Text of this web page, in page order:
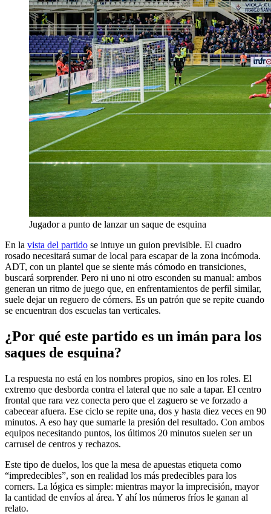
Jugador a punto de lanzar un saque de esquina
En la vista del partido se intuye un guion previsible. El cuadro
rosado necesitará sumar de local para escapar de la zona incómoda.
ADT, con un plantel que se siente más cómodo en transiciones,
buscará sorprender. Pero ni uno ni otro esconden su manual: ambos
generan un ritmo de juego que, en enfrentamientos de perfil similar,
suele dejar un reguero de córners. Es un patrón que se repite cuando
se encuentran dos escuelas tan verticales.
¿Por qué este partido es un imán para los
saques de esquina?
La respuesta no está en los nombres propios, sino en los roles. El
extremo que desborda contra el lateral que no sale a tapar. El centro
frontal que rara vez conecta pero que el zaguero se ve forzado a
cabecear afuera. Ese ciclo se repite una, dos y hasta diez veces en 90
minutos. A eso hay que sumarle la presión del resultado. Con ambos
equipos necesitando puntos, los últimos 20 minutos suelen ser un
carrusel de centros y rechazos.
Este tipo de duelos, los que la mesa de apuestas etiqueta como
“impredecibles”, son en realidad los más predecibles para los
corners. La lógica es simple: mientras mayor la imprecisión, mayor
la cantidad de envíos al área. Y ahí los números fríos le ganan al
relato.